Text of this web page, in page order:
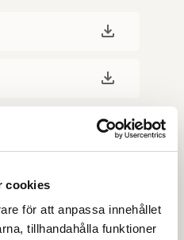
cookies
för att anpassa innehållet
tillhandahålla funktioner
leverantören. Vi jobbar